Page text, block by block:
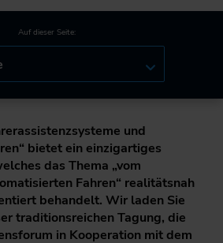
Auf dieser Seite:
und
bietet ein einzigartiges
das Thema „vom
Fahren“ realitätsnah
behandelt. Wir laden Sie
traditionsreichen Tagung, die
in Kooperation mit dem